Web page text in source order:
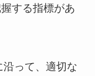
する指標があ
って、適切な